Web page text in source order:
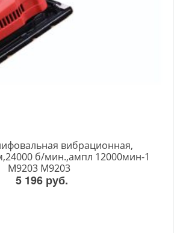
вибрационная,
б/мин.,ампл 12000мин-1
M9203 M9203
5 196 руб.